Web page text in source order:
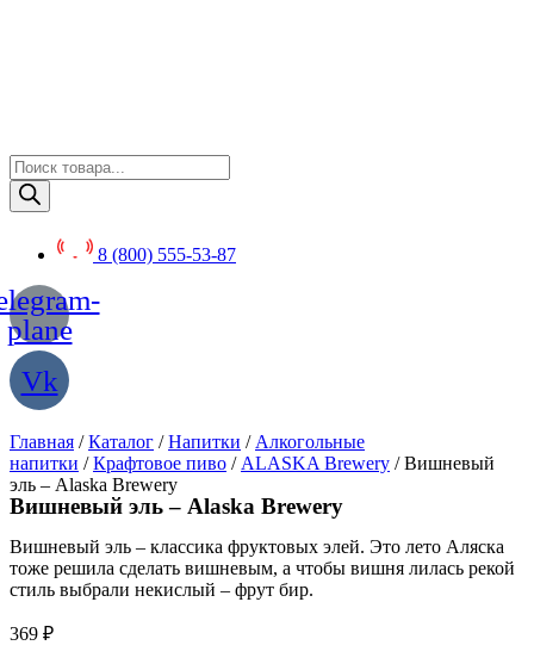
Поиск
товаров
8 (800) 555-53-87
plane
Vk
Главная /Каталог /Напитки / Алкогольные
напитки /Крафтовое пиво / ALASKA Brewery / Вишневый
эль – Alaska Brewery
Вишневый эль – Alaska Brewery
Вишневый эль – классика фруктовых элей. Это лето Аляска
тоже решила сделать вишневым, а чтобы вишня лилась рекой
стиль выбрали некислый – фрут бир.
369 ₽